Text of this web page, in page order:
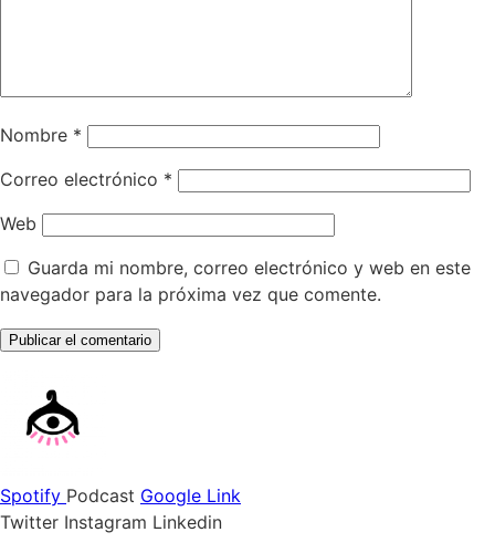
Nombre *
Correo electrónico *
Web
Guarda mi nombre, correo electrónico y web en este
navegador para la próxima vez que comente.
Spotify Podcast Google Link
Twitter Instagram Linkedin